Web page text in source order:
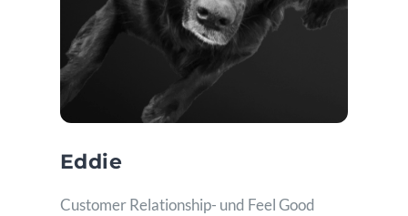
Eddie
Customer Relationship- und Feel Good